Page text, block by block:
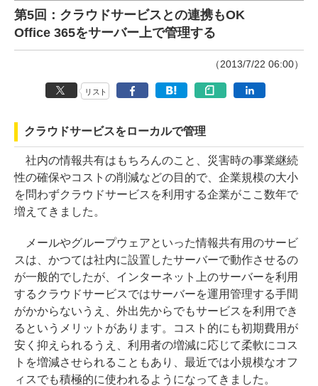
第5回：クラウドサービスとの連携もOK
Office 365をサーバー上で管理する
（2013/7/22 06:00）
リスト
クラウドサービスをローカルで管理
社内の情報共有はもちろんのこと、災害時の事業継続
性の確保やコストの削減などの目的で、企業規模の大小
を問わずクラウドサービスを利用する企業がここ数年で
増えてきました。
メールやグループウェアといった情報共有用のサービ
スは、かつては社内に設置したサーバーで動作させるの
が一般的でしたが、インターネット上のサーバーを利用
するクラウドサービスではサーバーを運用管理する手間
がかからないうえ、外出先からでもサービスを利用でき
るというメリットがあります。コスト的にも初期費用が
安く抑えられるうえ、利用者の増減に応じて柔軟にコス
トを増減させられることもあり、最近では小規模なオフ
ィスでも積極的に使われるようになってきました。